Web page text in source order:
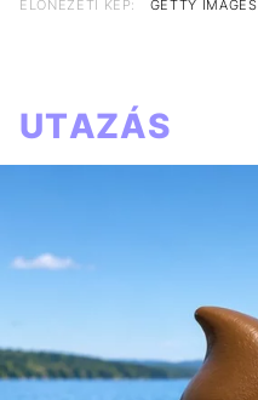
ELŐNÉZETI KÉP: GETTY IMAGES
UTAZÁS